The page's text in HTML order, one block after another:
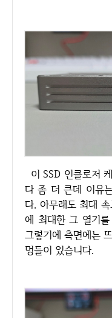
이 SSD 인클로저 케이스는 일반 2280 SSD 케이스보
다 좀 더 큰데 이유
다. 아무래도 최대
에 최대한 그 열기
그렇기에 측면에는
멍들이 있습니다.